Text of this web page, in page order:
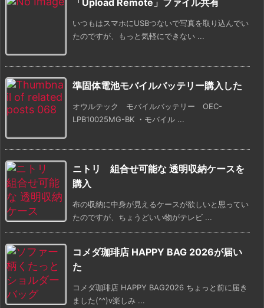
「Upload Remote」ファイル共有
いつもはスマホにUSBつないで写真を取り込んでい
たのですが、もっと気軽にできない ...
準固体電池モバイルバッテリー購入した
オウルテック モバイルバッテリー OEC-
LPB10025MG-BK ・モバイル ...
ニトリ 組合せ可能な 透明収納ケースを
購入
布の収納に中身が見えるケースが欲しいと思ってい
たのですが、ちょうどいい物がテレビ ...
コメダ珈琲店 HAPPY BAG 2026が届い
た
コメダ珈琲店 HAPPY BAG2026 ちょっと前に届き
ました(^^)v楽しみ ...